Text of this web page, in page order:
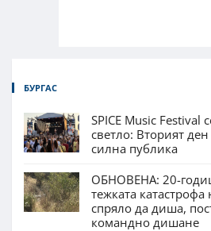
БУРГАС
SPICE Music
светло: Вторият
силна публика
ОБНОВЕНА: 20-
тежката катастрофа
спряло да диша,
командно дишане